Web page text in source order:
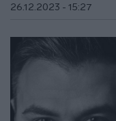
26.12.2023 - 15:27